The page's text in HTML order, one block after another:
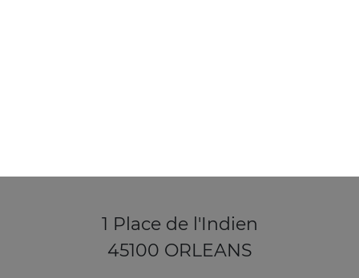
1 Place de l'Indien
45100 ORLEANS